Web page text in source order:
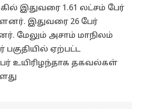
இதுவரை 1.61 லட்சம் பேர்
இதுவரை 26 பேர்
மேலும் அசாம் மாநிலம்
பகுதியில் ஏற்பட்ட
உயிரிழந்தாக தகவல்கள்